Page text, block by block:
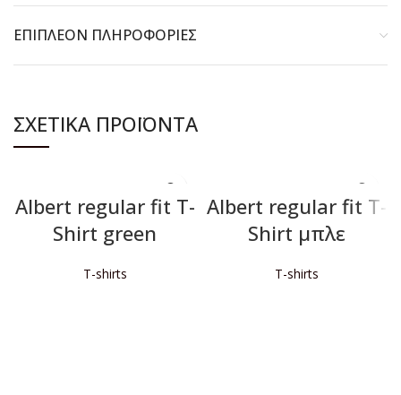
ΕΠΙΠΛΈΟΝ ΠΛΗΡΟΦΟΡΊΕΣ
ΣΧΕΤΙΚΆ ΠΡΟΪΌΝΤΑ
Albert regular fit T-
Shirt green
T-shirts
Albert regular fit T-
Shirt μπλε
T-shirts